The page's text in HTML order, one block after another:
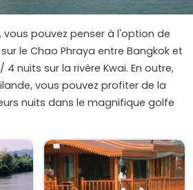
vous pouvez penser à l'option de
le Chao Phraya entre Bangkok et
nuits sur la rivère Kwai. En outre,
vous pouvez profiter de la
nuits dans le magnifique golfe